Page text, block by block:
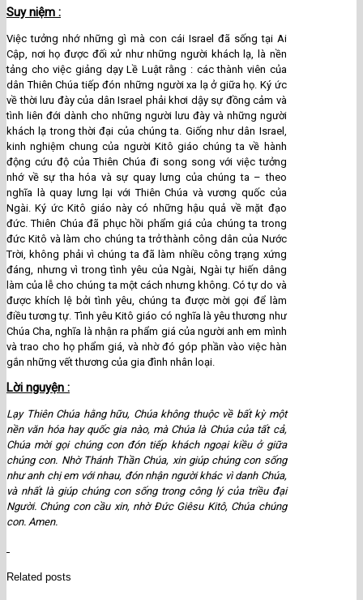
Suy niệm :
Việc tưởng nhớ những gì mà con cái Israel đã sống tại Ai
Cập, nơi họ được đối xử như những người khách lạ, là nền
tảng cho việc giảng dạy Lề Luật rằng : các thành viên của
dân Thiên Chúa tiếp đón những người xa lạ ở giữa họ. Ký ức
về thời lưu đày của dân Israel phải khơi dậy sự đồng cảm và
tình liên đới dành cho những người lưu đày và những người
khách lạ trong thời đại của chúng ta. Giống như dân Israel,
kinh nghiệm chung của người Kitô giáo chúng ta về hành
động cứu độ của Thiên Chúa đi song song với việc tưởng
nhớ về sự tha hóa và sự quay lưng của chúng ta – theo
nghĩa là quay lưng lại với Thiên Chúa và vương quốc của
Ngài. Ký ức Kitô giáo này có những hậu quả về mặt đạo
đức. Thiên Chúa đã phục hồi phẩm giá của chúng ta trong
đức Kitô và làm cho chúng ta trở thành công dân của Nước
Trời, không phải vì chúng ta đã làm nhiều công trạng xứng
đáng, nhưng vì trong tình yêu của Ngài, Ngài tự hiến dâng
làm của lễ cho chúng ta một cách nhưng không. Có tự do và
được khích lệ bởi tình yêu, chúng ta được mời gọi để làm
điều tương tự. Tình yêu Kitô giáo có nghĩa là yêu thương như
Chúa Cha, nghĩa là nhận ra phẩm giá của người anh em mình
và trao cho họ phẩm giá, và nhờ đó góp phần vào việc hàn
gắn những vết thương của gia đình nhân loại.
Lời nguyện :
Lạy Thiên Chúa hằng hữu, Chúa không thuộc về bất kỳ một
nền văn hóa hay quốc gia nào, mà Chúa là Chúa của tất cả,
Chúa mời gọi chúng con đón tiếp khách ngoại kiều ở giữa
chúng con. Nhờ Thánh Thần Chúa, xin giúp chúng con sống
như anh chị em với nhau, đón nhận người khác vì danh Chúa,
và nhất là giúp chúng con sống trong công lý của triều đại
Người. Chúng con cầu xin, nhờ Đức Giêsu Kitô, Chúa chúng
con. Amen.
Related posts